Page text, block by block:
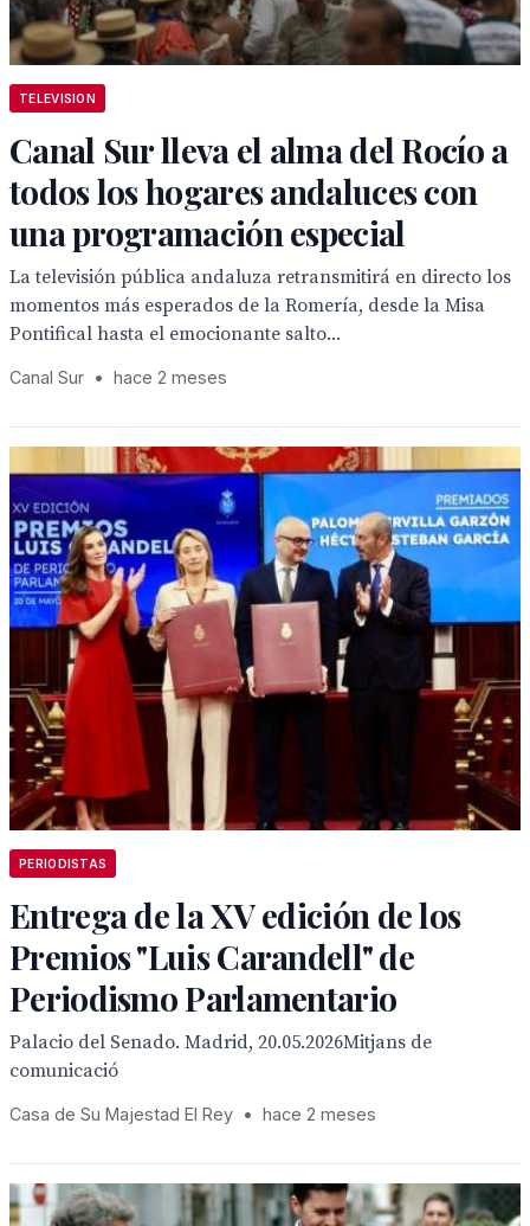
TELEVISION
Canal Sur lleva el alma del Rocío a
todos los hogares andaluces con
una programación especial
La televisión pública andaluza retransmitirá en directo los
momentos más esperados de la Romería, desde la Misa
Pontifical hasta el emocionante salto...
Canal Sur • hace 2 meses
PERIODISTAS
Entrega de la XV edición de los
Premios "Luis Carandell" de
Periodismo Parlamentario
Palacio del Senado. Madrid, 20.05.2026Mitjans de
comunicació
Casa de Su Majestad El Rey • hace 2 meses